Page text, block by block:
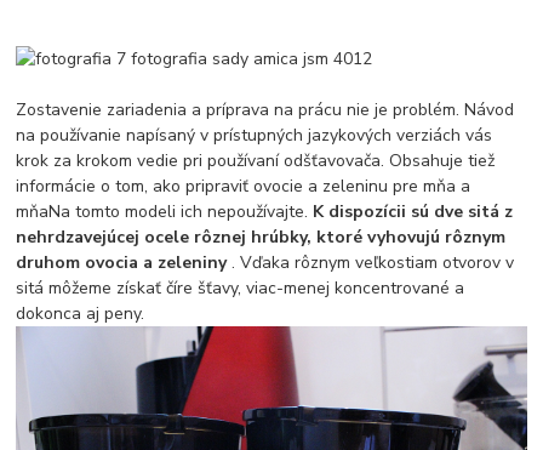
Zostavenie zariadenia a príprava na prácu nie je problém. Návod
na používanie napísaný v prístupných jazykových verziách vás
krok za krokom vedie pri používaní odšťavovača. Obsahuje tiež
informácie o tom, ako pripraviť ovocie a zeleninu pre mňa a
mňaNa tomto modeli ich nepoužívajte. K dispozícii sú dve sitá z
nehrdzavejúcej ocele rôznej hrúbky, ktoré vyhovujú rôznym
druhom ovocia a zeleniny. Vďaka rôznym veľkostiam otvorov v
sitá môžeme získať číre šťavy, viac-menej koncentrované a
dokonca aj peny.